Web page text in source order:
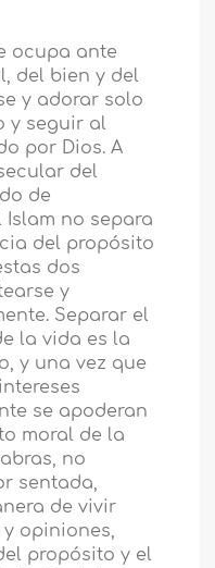
ocupa ante
del bien y del
y adorar solo
y seguir al
por Dios. A
del
de
no separa
del propósito
dos
y
Separar el
la vida es la
y una vez que
se apoderan
moral de la
no
sentada,
de vivir
opiniones,
propósito y el